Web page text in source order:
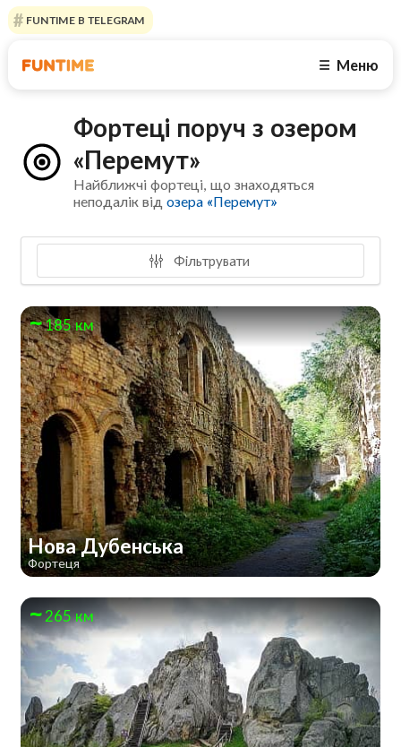
FUNTIME В TELEGRAM
☰ Меню
Фортеці поруч з озером
«Перемут»
Найближчі фортеці, що знаходяться
неподалік відозера «Перемут»
Фільтрувати
185 км
Нова Дубенська
Фортеця
265 км